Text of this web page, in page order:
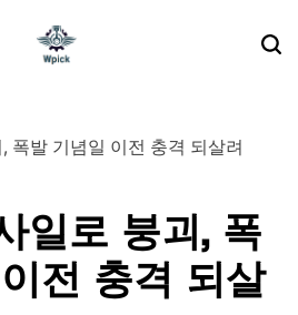
일로 붕괴, 폭
전 충격 되살